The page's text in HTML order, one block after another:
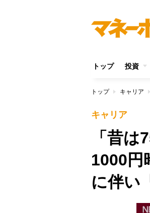
トップ 投資
トップ キャリア
キャリア
「昔
1000
に伴い